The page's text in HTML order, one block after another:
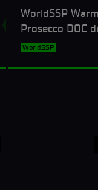
WorldSSP
Prosecco DOC
Uni
WorldSSP